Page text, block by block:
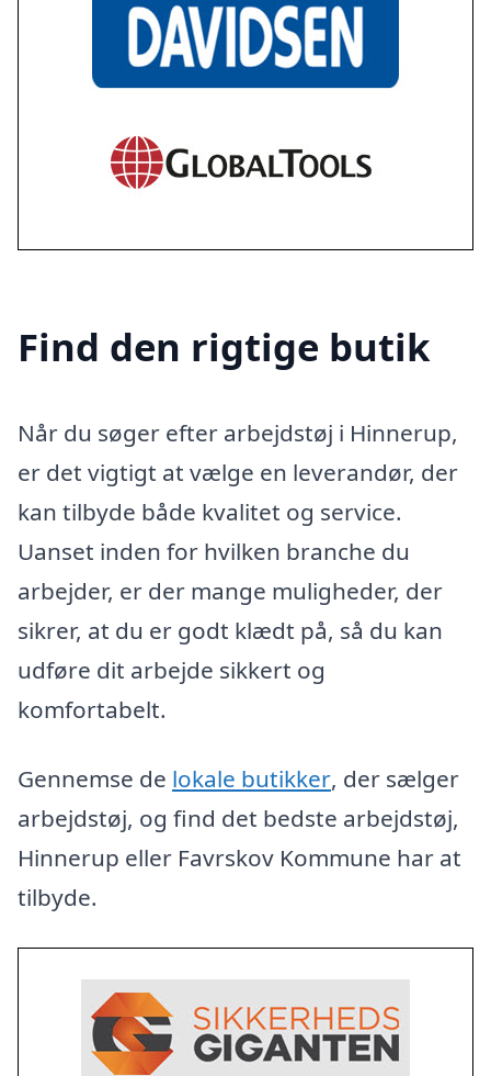
Find den rigtige butik
Når du søger efter arbejdstøj i Hinnerup,
er det vigtigt at vælge en leverandør, der
kan tilbyde både kvalitet og service.
Uanset inden for hvilken branche du
arbejder, er der mange muligheder, der
sikrer, at du er godt klædt på, så du kan
udføre dit arbejde sikkert og
komfortabelt.
Gennemse de lokale butikker, der sælger
arbejdstøj, og find det bedste arbejdstøj,
Hinnerup eller Favrskov Kommune har at
tilbyde.